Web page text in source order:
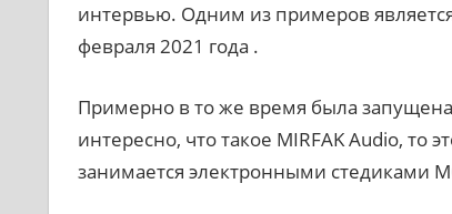
интервью. Одним из примеров
февраля 2021 года .
Примерно в то же время была запущена
интересно, что такое MIRFAK Audio, то
занимается электронными стедиками